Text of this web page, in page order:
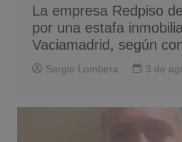
La empresa Redpiso
por una estafa
Vaciamadrid, según
Sergio Lombera 3 de